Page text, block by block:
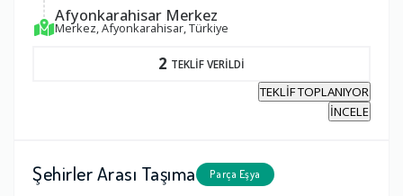
Afyonkarahisar Merkez
Merkez, Afyonkarahisar, Türkiye
2 TEKLİF VERİLDİ
TEKLİF TOPLANIYOR
İNCELE
Şehirler Arası Taşıma Parça Eşya